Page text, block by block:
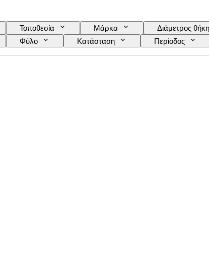
Τοποθεσία Μάρκα
Διάμετρος
Φύλο Κατάσταση
Περίοδος
Κίνηση ρολογιού Λουράκι ρολογιού - υλικό